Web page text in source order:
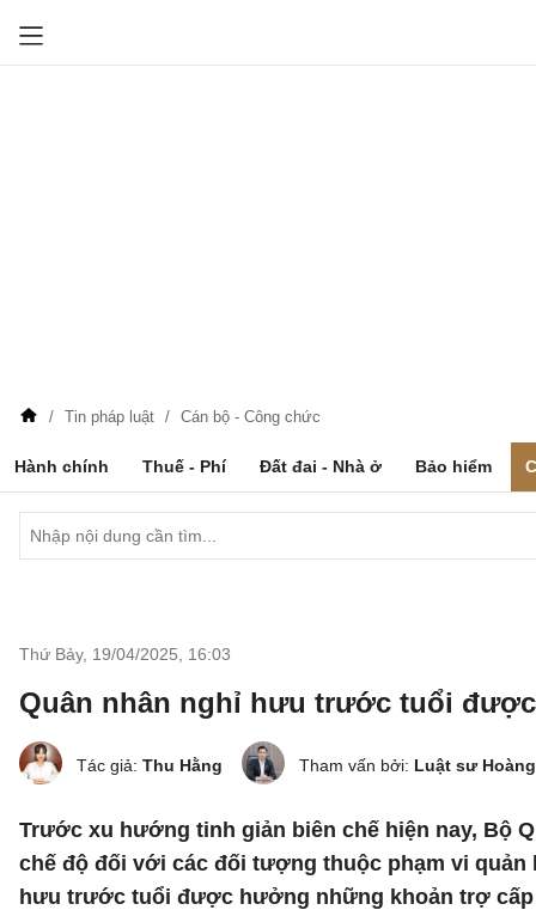
Tin pháp luật Cán bộ - Công chức
Hành chính Thuế - Phí Đất đai - Nhà ở Bảo hiểm
Thứ Bảy, 19/04/2025 16:03
Quân nhân nghỉ hưu trước tuổi
Tác giả: Thu Hằng Tham vấn bởi: Luật sư
Trước xu hướng tinh giản biên chế hiện nay, Bộ
chế độ đối với các đối tượng thuộc phạm vi
hưu trước tuổi được hưởng những khoản trợ cấp